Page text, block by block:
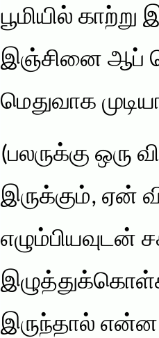
பூமியில்
இஞ்சினை ஆப்
மெதுவாக
(பலருக்கு ஒரு
இருக்கும், ஏன்
இருந்தால் என்ன